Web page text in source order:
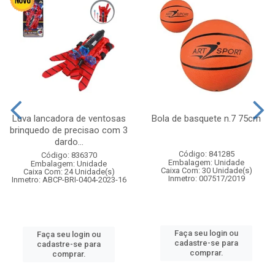
Luva lancadora de ventosas
brinquedo de precisao com 3
dardo...
Código: 836370
Embalagem: Unidade
Caixa Com: 24 Unidade(s)
Inmetro: ABCP-BRI-0404-2023-16
Faça seu login ou
cadastre-se para
comprar.
Bola de basquete n.7 75cm
Código: 841285
Embalagem: Unidade
Caixa Com: 30 Unidade(s)
Inmetro: 007517/2019
Faça seu login ou
cadastre-se para
comprar.